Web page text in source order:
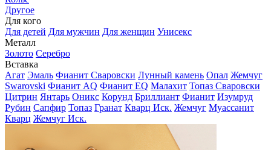
Другое
Для кого
Для детей Для мужчин Для женщин Унисекс
Металл
Золото Серебро
Вставка
Агат Эмаль Фианит Сваровски Лунный камень Опал Жемчуг
Swarovski Фианит AQ Фианит EQ Малахит Топаз Сваровски
Цитрин Янтарь Оникс Корунд Бриллиант Фианит Изумруд
Рубин Сапфир Топаз Гранат Кварц Иск. Жемчуг Муассанит
Кварц Жемчуг Иск.